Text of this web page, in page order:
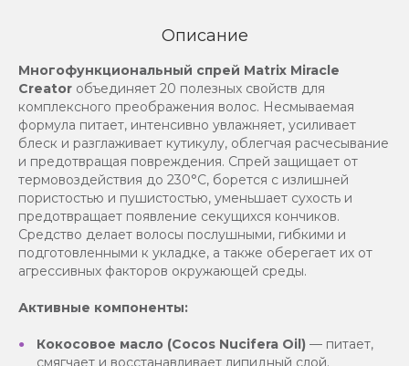
Описание
Многофункциональный спрей Matrix Miracle
Creator объединяет 20 полезных свойств для
комплексного преображения волос. Несмываемая
формула питает, интенсивно увлажняет, усиливает
блеск и разглаживает кутикулу, облегчая расчесывание
и предотвращая повреждения. Спрей защищает от
термовоздействия до 230°C, борется с излишней
пористостью и пушистостью, уменьшает сухость и
предотвращает появление секущихся кончиков.
Средство делает волосы послушными, гибкими и
подготовленными к укладке, а также оберегает их от
агрессивных факторов окружающей среды.
Активные компоненты:
Кокосовое масло (Cocos Nucifera Oil) — питает,
смягчает и восстанавливает липидный слой.